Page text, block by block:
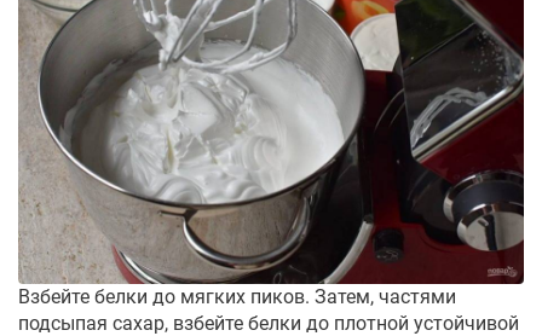
Взбейте белки до мягких пиков. Затем, частями
подсыпая сахар, взбейте белки до плотной устойчивой